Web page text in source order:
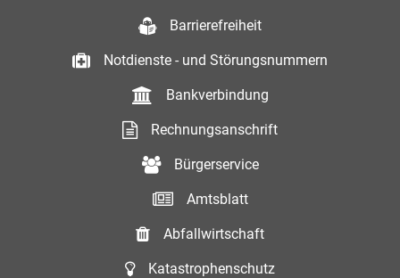
Barrierefreiheit
Notdienste - und Störungsnummern
Bankverbindung
Rechnungsanschrift
Bürgerservice
Amtsblatt
Abfallwirtschaft
Katastrophenschutz